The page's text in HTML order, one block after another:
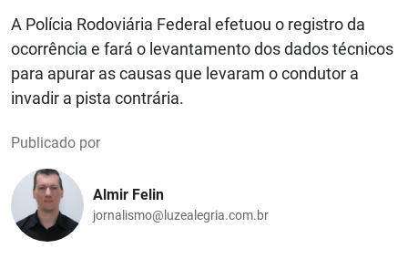
A Polícia Rodoviária Federal efetuou o registro da
ocorrência e fará o levantamento dos dados técnicos
para apurar as causas que levaram o condutor a
invadir a pista contrária.
Publicado por
Almir Felin
jornalismo@luzealegria.com.br